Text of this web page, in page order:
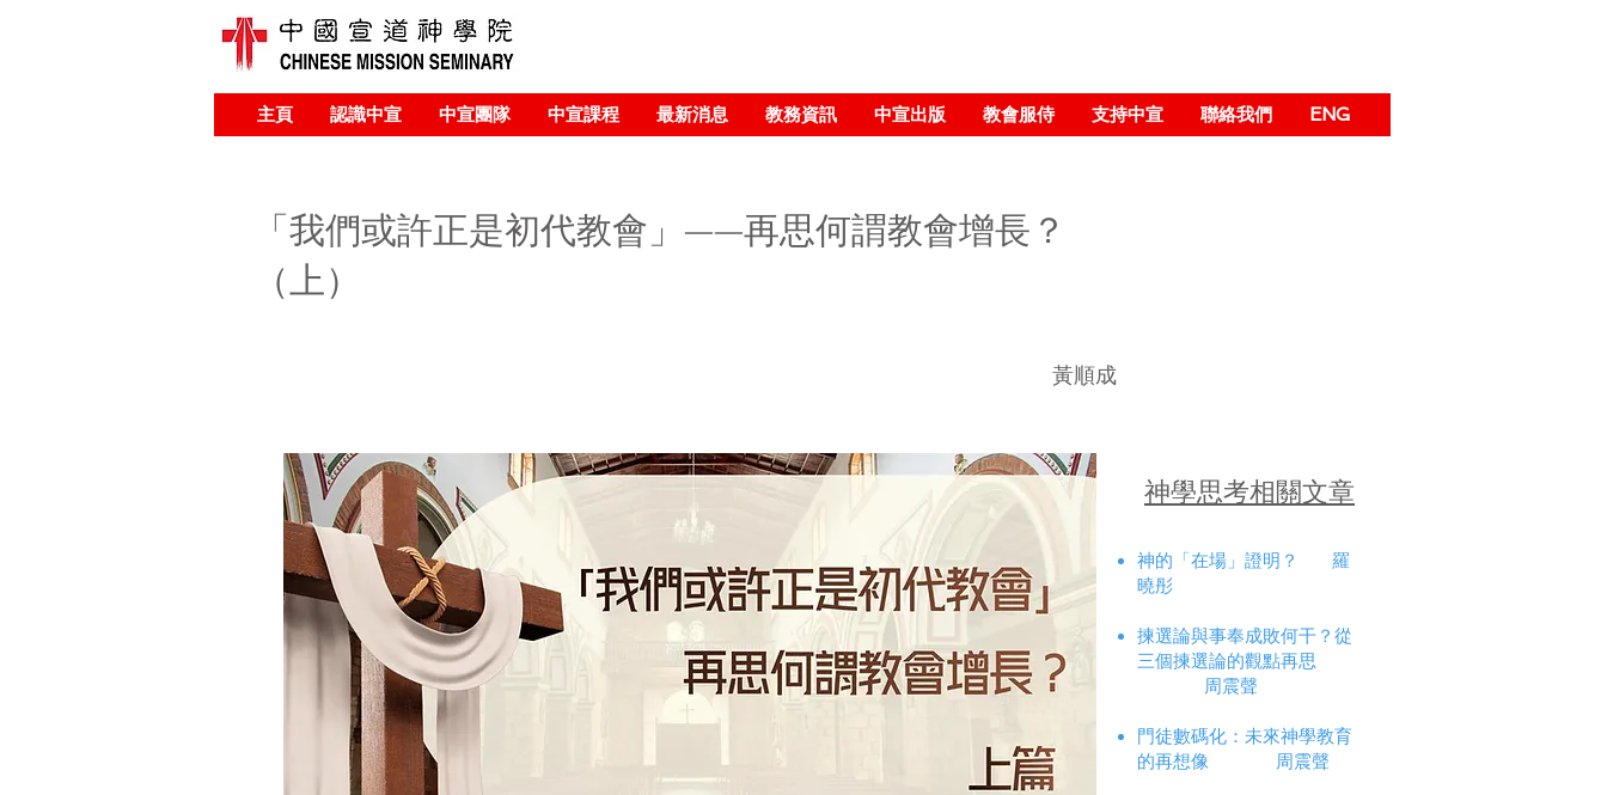
主頁 認識中宣 中宣團隊 中宣課程 最新消息 教務資訊 中宣出版 教會服侍 支持中宣 聯絡我們 ENG
「我們或許正是初代教會」——再思何謂教會增長？
（上）
黃順成
神學思考相關文章
神的「在場」證明？
羅
曉彤
揀選論與事奉成敗何干？從
三個揀選論的觀點再思
周震聲
門徒數碼化：未來神學教育
的再想像 周震聲